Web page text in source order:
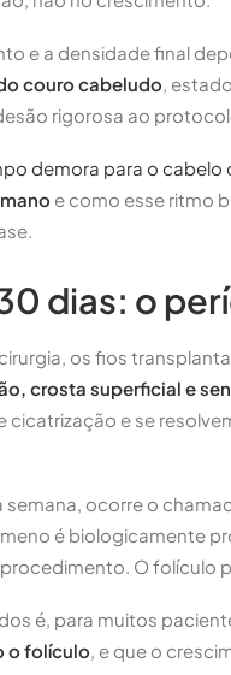
e a densidade final
couro cabeludo,
rigorosa ao
demora para o cabelo
e como esse ritmo
dias: o
os fios
crosta superficial e
cicatrização e se
semana, ocorre o
é biologicamente
O folículo
é, para muitos
o folículo, e que o